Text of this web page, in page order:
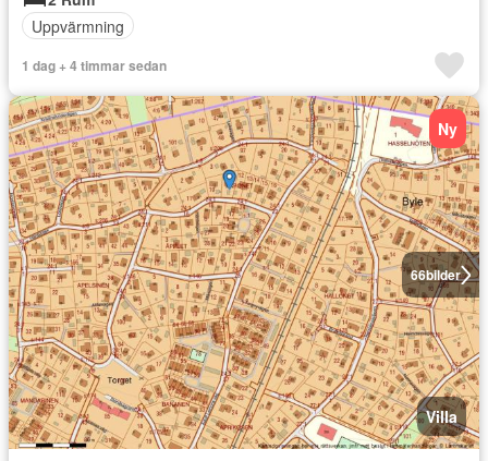
Uppvärmning
1 dag + 4 timmar sedan
66bilder
Ny
Villa